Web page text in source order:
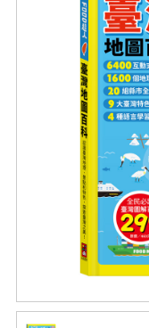
HOT
批發會員大招
老師您好!!幼教
海外購物免煩惱